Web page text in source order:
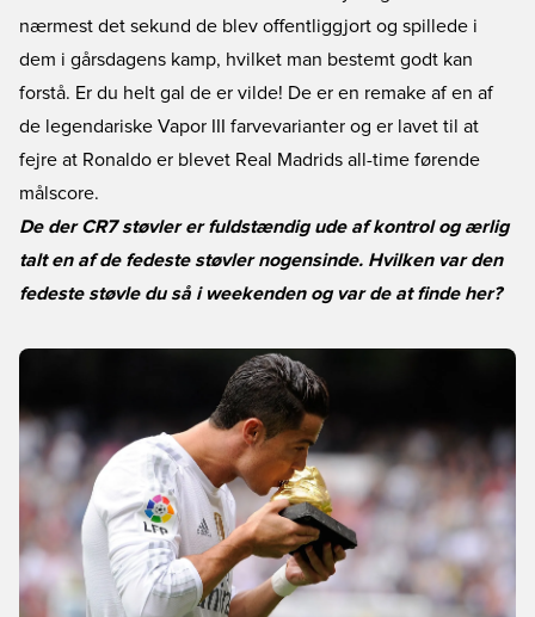
nærmest det sekund de blev offentliggjort og spillede i
dem i gårsdagens kamp, hvilket man bestemt godt kan
forstå. Er du helt gal de er vilde! De er en remake af en af
de legendariske Vapor III farvevarianter og er lavet til at
fejre at Ronaldo er blevet Real Madrids all-time førende
målscore.
De der CR7 støvler er fuldstændig ude af kontrol og ærlig
talt en af de fedeste støvler nogensinde. Hvilken var den
fedeste støvle du så i weekenden og var de at finde her?